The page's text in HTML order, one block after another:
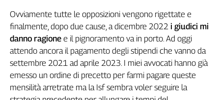
Romagna
Friuli
Venezia
Giulia
Lazio
Liguria
Lombardia
Ovviamente tutte le opposizioni vengono rigettate e
finalmente, dopo due cause, a dicembre 2022 i giudici mi
danno ragione e il pignoramento va in porto. Ad oggi
attendo ancora il pagamento degli stipendi che vanno da
settembre 2021 ad aprile 2023. I miei avvocati hanno già
emesso un ordine di precetto per farmi pagare queste
mensilità arretrate ma la Isf sembra voler seguire la